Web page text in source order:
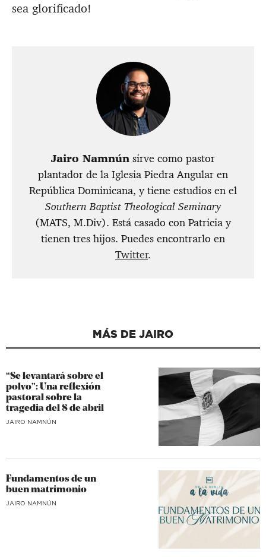
sea glorificado!
Jairo Namnún sirve como pastor
plantador de la Iglesia Piedra Angular en
República Dominicana, y tiene estudios en el
Southern Baptist Theological Seminary
(MATS, M.Div). Está casado con Patricia y
tienen tres hijos. Puedes encontrarlo en
Twitter.
MÁS DE JAIRO
“Se levantará sobre el
polvo”: Una reflexión
pastoral sobre la
tragedia del 8 de abril
JAIRO NAMNÚN
Fundamentos de un
buen matrimonio
JAIRO NAMNÚN